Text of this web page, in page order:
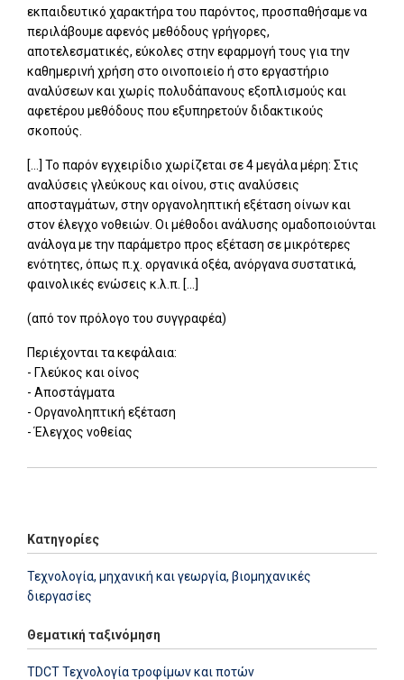
εκπαιδευτικό χαρακτήρα του παρόντος, προσπαθήσαμε να
περιλάβουμε αφενός μεθόδους γρήγορες,
αποτελεσματικές, εύκολες στην εφαρμογή τους για την
καθημερινή χρήση στο οινοποιείο ή στο εργαστήριο
αναλύσεων και χωρίς πολυδάπανους εξοπλισμούς και
αφετέρου μεθόδους που εξυπηρετούν διδακτικούς
σκοπούς.
[...] Το παρόν εγχειρίδιο χωρίζεται σε 4 μεγάλα μέρη: Στις
αναλύσεις γλεύκους και οίνου, στις αναλύσεις
αποσταγμάτων, στην οργανοληπτική εξέταση οίνων και
στον έλεγχο νοθειών. Οι μέθοδοι ανάλυσης ομαδοποιούνται
ανάλογα με την παράμετρο προς εξέταση σε μικρότερες
ενότητες, όπως π.χ. οργανικά οξέα, ανόργανα συστατικά,
φαινολικές ενώσεις κ.λ.π. [...]
(από τον πρόλογο του συγγραφέα)
Περιέχονται τα κεφάλαια:
- Γλεύκος και οίνος
- Αποστάγματα
- Οργανοληπτική εξέταση
- Έλεγχος νοθείας
Κατηγορίες
Τεχνολογία, μηχανική και γεωργία, βιομηχανικές
διεργασίες
Θεματική ταξινόμηση
TDCT Τεχνολογία τροφίμων και ποτών